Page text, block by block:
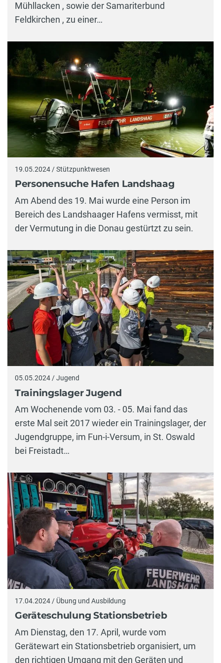
Mühllacken , sowie der Samariterbund
Feldkirchen , zu einer…
19.05.2024 / Stützpunktwesen
Personensuche Hafen Landshaag
Am Abend des 19. Mai wurde eine Person im
Bereich des Landshaager Hafens vermisst, mit
der Vermutung in die Donau gestürtzt zu sein.
05.05.2024 / Jugend
Trainingslager Jugend
Am Wochenende vom 03. - 05. Mai fand das
erste Mal seit 2017 wieder ein Trainingslager, der
Jugendgruppe, im Fun-i-Versum, in St. Oswald
bei Freistadt…
17.04.2024 / Übung und Ausbildung
Geräteschulung Stationsbetrieb
Am Dienstag, den 17. April, wurde vom
Gerätewart ein Stationsbetrieb organisiert, um
den richtigen Umgang mit den Geräten und